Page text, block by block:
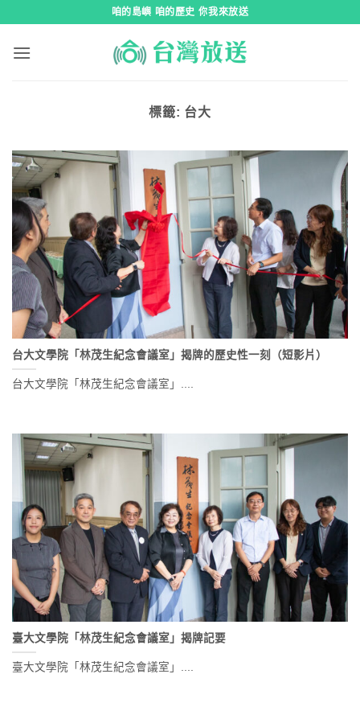
咱的島嶼 咱的歷史 你我來放送
標籤: 台大
台大文學院「林茂生紀念會議室」揭牌的歷史性一刻（短影片）
台大文學院「林茂生紀念會議室」....
臺大文學院「林茂生紀念會議室」揭牌記要
臺大文學院「林茂生紀念會議室」....